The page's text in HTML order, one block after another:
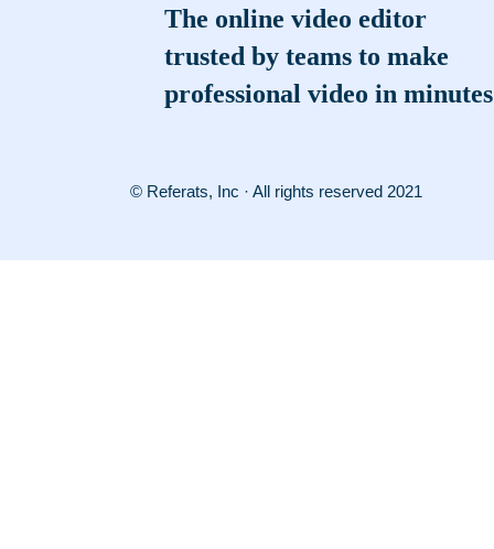
The online video editor
trusted by teams to make
professional video in minutes
© Referats, Inc · All rights reserved 2021